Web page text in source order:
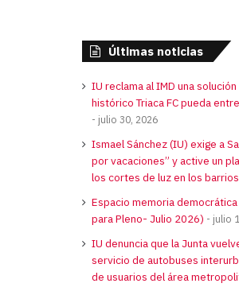
Últimas noticias
IU reclama al IMD una
histórico Triaca FC pueda
julio 30, 2026
Ismael Sánchez (IU) exige a
por vacaciones” y active un
los cortes de luz en los barrios
Espacio memoria
para Pleno- Julio 2026)
julio
IU denuncia que la Junta
servicio de autobuses
de usuarios del área